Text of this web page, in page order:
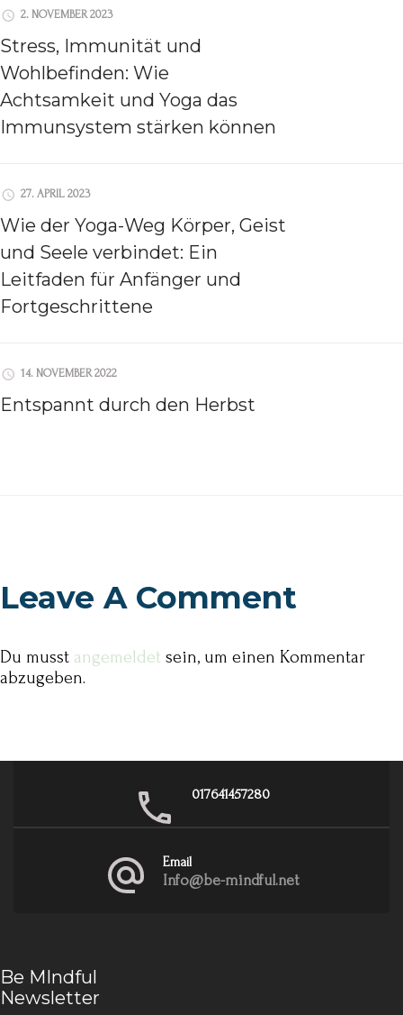
2. NOVEMBER 2023
Stress, Immunität und
Wohlbefinden: Wie
Achtsamkeit und Yoga das
Immunsystem stärken können
27. APRIL 2023
Wie der Yoga-Weg Körper, Geist
und Seele verbindet: Ein
Leitfaden für Anfänger und
Fortgeschrittene
14. NOVEMBER 2022
Entspannt durch den Herbst
Leave A Comment
Du musst angemeldet sein, um einen Kommentar
abzugeben.
017641457280
Email
Info@be-mindful.net
Be MIndful
Newsletter